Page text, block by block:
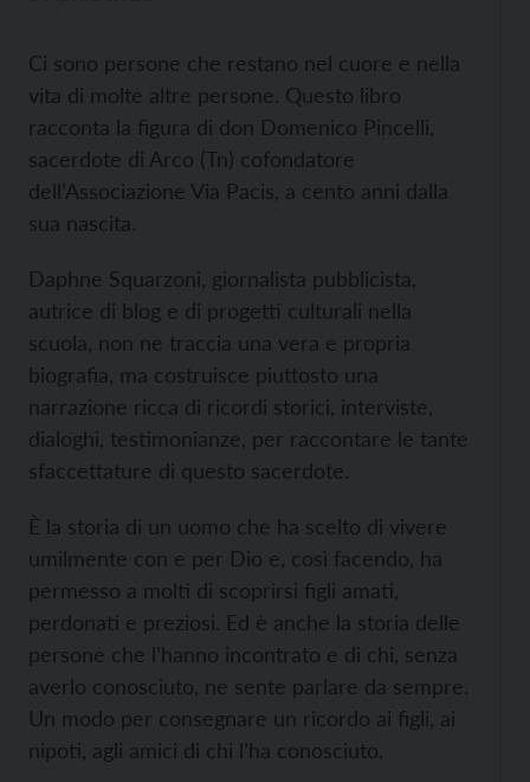
Ci sono persone che restano nel cuore e nella
vita di molte altre persone. Questo libro
racconta la figura di don Domenico Pincelli,
sacerdote di Arco (Tn) cofondatore
dell’Associazione Via Pacis, a cento anni dalla
sua nascita.
Daphne Squarzoni, giornalista pubblicista,
autrice di blog e di progetti culturali nella
scuola, non ne traccia una vera e propria
biografia, ma costruisce piuttosto una
narrazione ricca di ricordi storici, interviste,
dialoghi, testimonianze, per raccontare le tante
sfaccettature di questo sacerdote.
È la storia di un uomo che ha scelto di vivere
umilmente con e per Dio e, così facendo, ha
permesso a molti di scoprirsi figli amati,
perdonati e preziosi. Ed è anche la storia delle
persone che l’hanno incontrato e di chi, senza
averlo conosciuto, ne sente parlare da sempre.
Un modo per consegnare un ricordo ai figli, ai
nipoti, agli amici di chi l’ha conosciuto.